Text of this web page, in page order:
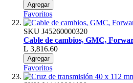
Agregar
Favoritos
SKU J45260000320
Cable de cambios, GMC,
L 3,816.60
Agregar
Favoritos